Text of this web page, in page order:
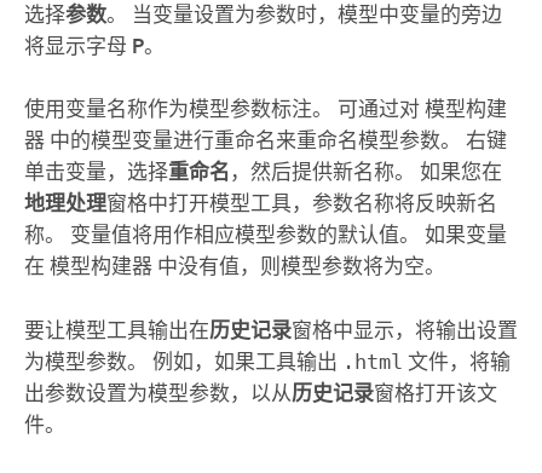
选择参数。 当变量设置为参数时，模型中变量的旁边
将显示字母 P。
使用变量名称作为模型参数标注。 可通过对 模型构建
器中的模型变量进行重命名来重命名模型参数。 右键
单击变量，选择重命名 ，然后提供新名称。 如果您在
地理处理窗格中打开模型工具，参数名称将反映新名
称。 变量值将用作相应模型参数的默认值。 如果变量
在 模型构建器中没有值，则模型参数将为空。
要让模型工具输出在历史记录窗格中显示，将输出设置
为模型参数。 例如，如果工具输出 .html 文件，将输
出参数设置为模型参数，以从历史记录窗格打开该文
件。